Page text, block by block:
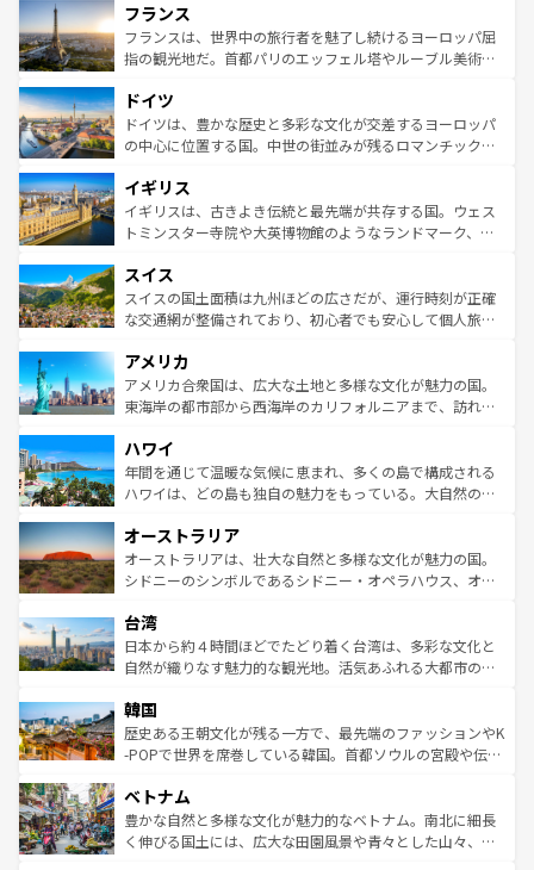
ませてくれるイタリアで、忘れられない旅をしてみよう！
なお、新着のイタリア情報はコンテンツ一覧 を参照してほ
しい。
文化が根付くこの国では、情熱的なフラメンコ、熱気あふ
れる闘牛、そして美味しいタパスが生活の一部となってい
る。首都マドリードの洗練された雰囲気や、バルセロナの
の城塞都市、穏やかなビーチリゾートまで多彩な表情を見
せる。地方によって風土や気候が異なるスペインはその個
性で訪れる人を魅了する。 なお、新着のスペイン情報はコ
フランス
フランスは、世界中の旅行者を魅了し続けるヨーロッパ屈
指の観光地だ。首都パリのエッフェル塔やルーブル美術館
で、幅広い魅力が詰まっている。華麗な宮殿、歴史的な大
聖堂、美しいビーチ、そして豊かな自然が、訪れる者を心
から魅了する。また、フランスは美食の国としても知ら
いる。シャンパンの発祥地であるランス、プロヴァンスの
香り高いラベンダー畑など、多彩な楽しみ方が可能だ。さ
らに、パリ以外の地域にも魅力が溢れており、どの街角に
れる地方に足を運ぶとそれぞれで全く異なる文化を体験で
きるだろう。 なお、新着のフランス情報はコンテンツ一覧
を参照してほしい。
ドイツ
ドイツは、豊かな歴史と多彩な文化が交差するヨーロッパ
の中心に位置する国。中世の街並みが残るロマンチック街
顔を持つこの国は、どこを歩いても飽きることがない。ベ
ルリンの文化的活気、バイエルン州のアルプスの絶景、そ
してライン川沿いのワイン畑といった風景は必見。ビール
は、お酒好きな人にはぜひ体験してほしい。 なお、新着の
ドイツ情報はコンテンツ一覧を参照してほしい。
イギリス
イギリスは、古きよき伝統と最先端が共存する国。ウェス
トミンスター寺院や大英博物館のようなランドマーク、歴
リアごとに異なる魅力がある。また、優雅なアフタヌーン
ティー、ビール好きにはたまらない英国パブ、サッカー観
戦など、本場だからこそできる体験も豊富。イギリスを旅
ンツ一覧を参照してほしい。
スイス
スイスの国土面積は九州ほどの広さだが、運行時刻が正確
な交通網が整備されており、初心者でも安心して個人旅行
の建物がそのまま残る町や、スイスならではのユニークな
博物館もあり、アルプス観光だけでなく町歩きも満喫する
ことができる。国民の所得が高いため物価も高いが、旅行
ば市内交通費無料で観光を楽しむこともできる。 なお、新
着のスイス情報はコンテンツ一覧 を参照してほしい。
アメリカ
アメリカ合衆国は、広大な土地と多様な文化が魅力の国。
東海岸の都市部から西海岸のカリフォルニアまで、訪れる
のような巨大都市は、観光、ショッピング、エンターテイ
ンメントが詰まった刺激的なスポットだ。一方、アメリカ
西部には大自然が広がり、グランドキャニオンやイエロー
部のニューオーリンズでは、音楽と美食が融合した独特の
文化が魅力。旅行者はアメリカの各地域で異なる魅力を楽
しみながら、その多様性と豊かな歴史を感じることができ
ならではの贅沢な旅のスタイルだ。 なお、新着のアメリカ
情報はコンテンツ一覧を参照してほしい。
ハワイ
年間を通じて温暖な気候に恵まれ、多くの島で構成される
ハワイは、どの島も独自の魅力をもっている。大自然の神
ワイ島は見逃せない。また、定番の観光地といえばオアフ
島だが、静かな自然を求めるならマウイ島やカウアイ島が
おすすめ。エメラルドグリーンに輝く海をはじめ、豊かな
れるおもてなしの心で訪れる人々を迎えてくれるハワイの
人々、おいしいローカルフードやハワイアンミュージッ
ク、伝統的なフラダンスなど、すべてがハワイの魅力を彩
ワイを、存分に味わってほしい。 なお、新着のハワイ情報
はコンテンツ一覧を参照してほしい。
オーストラリア
オーストラリアは、壮大な自然と多様な文化が魅力の国。
シドニーのシンボルであるシドニー・オペラハウス、オー
リアリーフや大陸中央部にそびえるウルル（エアーズロッ
ク）、タスマニアの美しい原生林やケアンズの熱帯雨林な
ど、見どころがたくさん。また、カフェやワイン、オージ
いる。アクティビティも充実しており、サーフィンやダイ
ビング、ハイキングなど、アウトドア好きにはたまらな
い。オーストラリアの多彩な魅力を存分に味わいつくそ
参照してほしい。
台湾
日本から約４時間ほどでたどり着く台湾は、多彩な文化と
自然が織りなす魅力的な観光地。活気あふれる大都市の台
ン）、静ひつな山岳地帯である台湾東部など、都市の喧騒
と山間の静けさが共存しており、訪れる人に新しい発見と
驚きをもたらしてくれる。また、奥深い台湾の食文化も魅
容にもいいと評判のスイーツなど、バラエティ豊かな料理
が味わえる。 なお、新着の台湾情報は コンテンツ一覧を参
照してほしい。
韓国
歴史ある王朝文化が残る一方で、最先端のファッションやK
-POPで世界を席巻している韓国。首都ソウルの宮殿や伝統
き、地方に足を延ばせば四季折々の自然美を楽しむことが
できる。そして、キムチや焼肉、絶品のストリートフード
まで、さまざまな韓国料理が待っている。夜には、韓国な
ベトナム
豊かな自然と多様な文化が魅力的なベトナム。南北に細長
く伸びる国土には、広大な田園風景や青々とした山々、世